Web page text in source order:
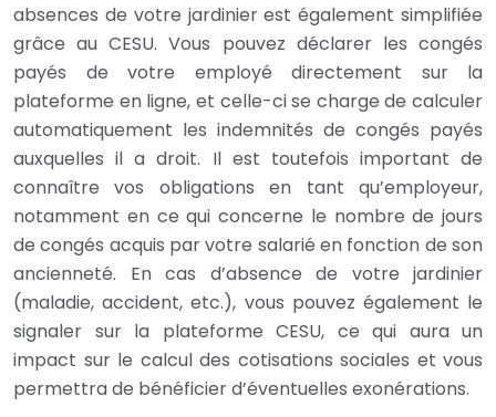
absences de votre jardinier est également simplifiée
grâce au CESU. Vous pouvez déclarer les congés
payés de votre employé directement sur la
plateforme en ligne, et celle-ci se charge de calculer
automatiquement les indemnités de congés payés
auxquelles il a droit. Il est toutefois important de
connaître vos obligations en tant qu’employeur,
notamment en ce qui concerne le nombre de jours
de congés acquis par votre salarié en fonction de son
ancienneté. En cas d’absence de votre jardinier
(maladie, accident, etc.), vous pouvez également le
signaler sur la plateforme CESU, ce qui aura un
impact sur le calcul des cotisations sociales et vous
permettra de bénéficier d’éventuelles exonérations.